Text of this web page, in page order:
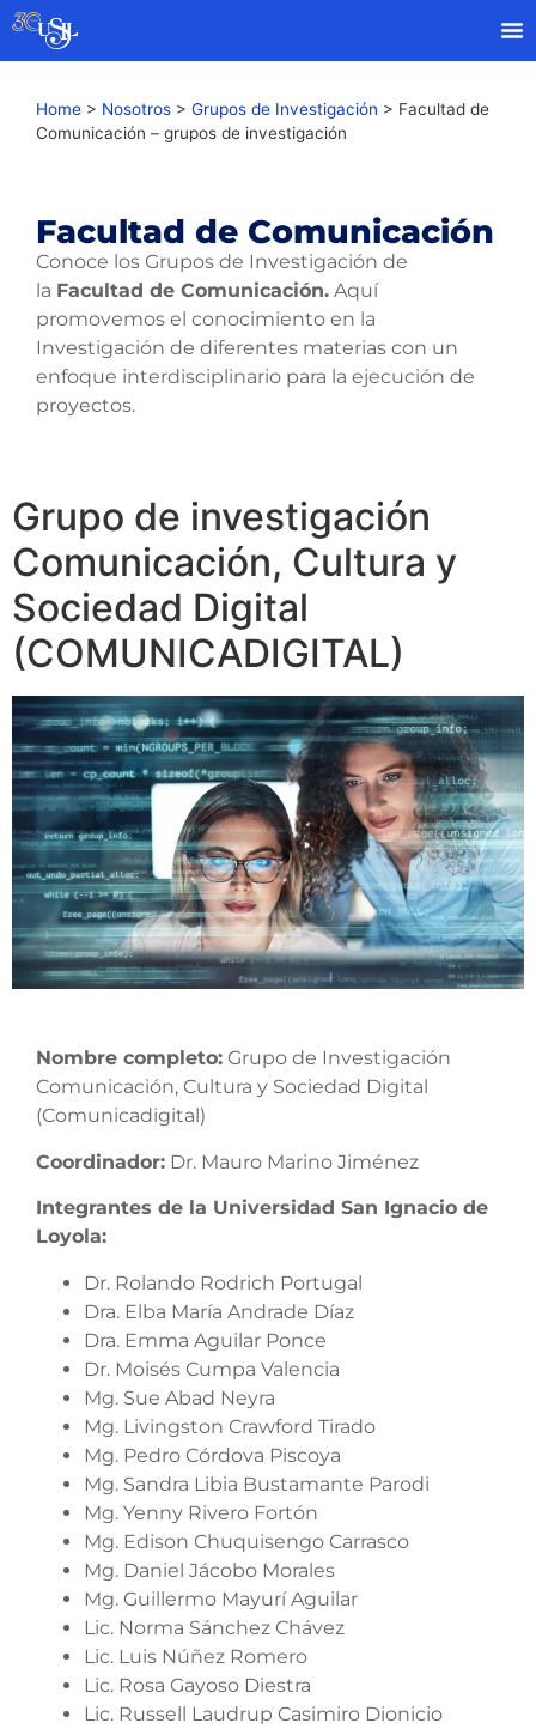
Home > Nosotros > Grupos de Investigación > Facultad de
Comunicación – grupos de investigación
Facultad de Comunicación
Conoce los Grupos de Investigación de
la Facultad de Comunicación. Aquí
promovemos el conocimiento en la
Investigación de diferentes materias con un
enfoque interdisciplinario para la ejecución de
proyectos.
Grupo de investigación
Comunicación, Cultura y
Sociedad Digital
(COMUNICADIGITAL)
Nombre completo: Grupo de Investigación
Comunicación, Cultura y Sociedad Digital
(Comunicadigital)
Coordinador: Dr. Mauro Marino Jiménez
Integrantes de la Universidad San Ignacio de
Loyola:
Dr. Rolando Rodrich Portugal
Dra. Elba María Andrade Díaz
Dra. Emma Aguilar Ponce
Dr. Moisés Cumpa Valencia
Mg. Sue Abad Neyra
Mg. Livingston Crawford Tirado
Mg. Pedro Córdova Piscoya
Mg. Sandra Libia Bustamante Parodi
Mg. Yenny Rivero Fortón
Mg. Edison Chuquisengo Carrasco
Mg. Daniel Jácobo Morales
Mg. Guillermo Mayurí Aguilar
Lic. Norma Sánchez Chávez
Lic. Luis Núñez Romero
Lic. Rosa Gayoso Diestra
Lic. Russell Laudrup Casimiro Dionicio